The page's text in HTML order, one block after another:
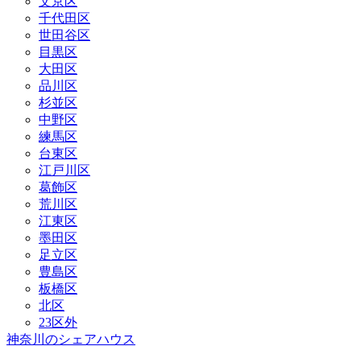
千代田区
世田谷区
目黒区
大田区
品川区
杉並区
中野区
練馬区
台東区
江戸川区
葛飾区
荒川区
江東区
墨田区
足立区
豊島区
板橋区
北区
23区外
神奈川のシェアハウス